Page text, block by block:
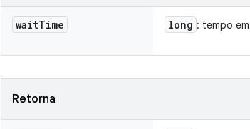
waitTime long : tempo
Retorna